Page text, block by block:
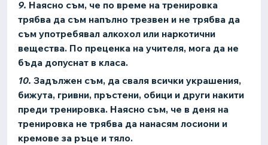
9. Наясно съм, че по време на тренировка
трябва да съм напълно трезвен и не трябва да
съм употребявал алкохол или наркотични
вещества. По преценка на учителя, мога да не
бъда допуснат в класа.
10. Задължен съм, да сваля всички украшения,
бижута, гривни, пръстени, обици и други накити
преди тренировка. Наясно съм, че в деня на
тренировка не трябва да нанасям лосиони и
кремове за ръце и тяло.